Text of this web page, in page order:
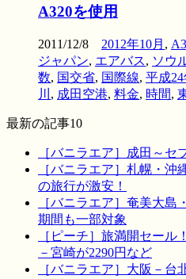
A320を使用
2011/12/8 2012年10月 ,
ジャパン, エアバス, ソウ
数, 国交省, 国際線, 平成24
川 , 成田空港, 料金, 時間,
最新の記事10
［バニラエア］成田～セ
［バニラエア］札幌・沖
の旅行が激安！
［バニラエア］奄美大島
期間も一部対象
［ピーチ］旅満開セール
－宮崎が2290円など
［バニラエア］大阪－台